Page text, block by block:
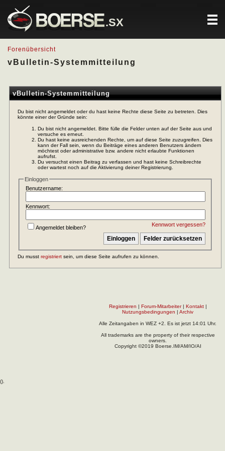
.SX
Forenübersicht
vBulletin-Systemmitteilung
vBulletin-Systemmitteilung
Du bist nicht angemeldet oder du hast keine Rechte diese Seite zu betreten. Dies
könnte einer der Gründe sein:
Du bist nicht angemeldet. Bitte fülle die Felder unten auf der Seite aus und
versuche es erneut.
Du hast keine ausreichenden Rechte, um auf diese Seite zuzugreifen. Dies
kann der Fall sein, wenn du Beiträge eines anderen Benutzers ändern
möchtest oder administrative bzw. andere nicht erlaubte Funktionen
aufrufst.
Du versuchst einen Beitrag zu verfassen und hast keine Schreibrechte
oder wartest noch auf die Aktivierung deiner Registrierung.
Einloggen
Benutzername:
Kennwort:
Kennwort vergessen?
Angemeldet bleiben?
Du musst registriert sein, um diese Seite aufrufen zu können.
Registrieren | Forum-Mitarbeiter| Kontakt|
Nutzungsbedingungen | Archiv
Alle Zeitangaben in WEZ +2. Es ist jetzt 14:01 Uhr.
All trademarks are the property of their respective
owners.
Copyright ©2019 Boerse.IM/AM/IO/AI
().